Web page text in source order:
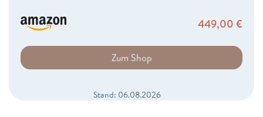
449,00 €
Zum Shop
Stand: 06.08.2026